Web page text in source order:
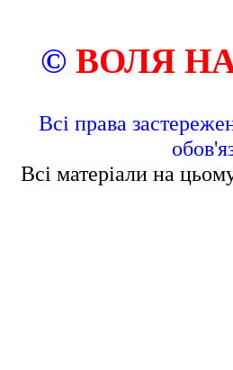
© ВОЛЯ
Всі права
Всі матеріали на